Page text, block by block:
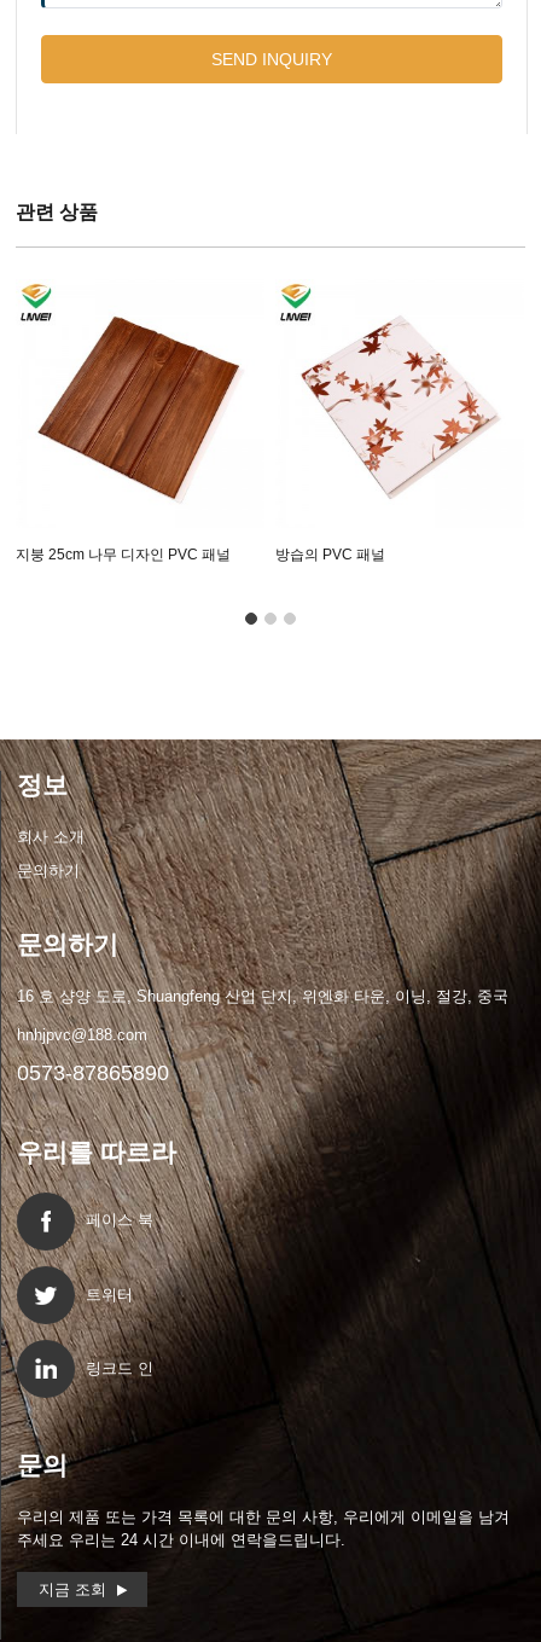
관련 상품
지붕 25cm 나무 디자인 PVC 패널 방습의 PVC 패널
정보
회사 소개
문의하기
문의하기
16 호 샹양 도로, Shuangfeng 산업 단지, 위엔화 타운, 이닝, 절강, 중국
hnhjpvc@188.com
0573-87865890
우리를 따르라
페이스 북
트위터
링크드 인
문의
우리의 제품 또는 가격 목록에 대한 문의 사항, 우리에게 이메일을 남겨
주세요 우리는 24 시간 이내에 연락을드립니다.
지금 조회